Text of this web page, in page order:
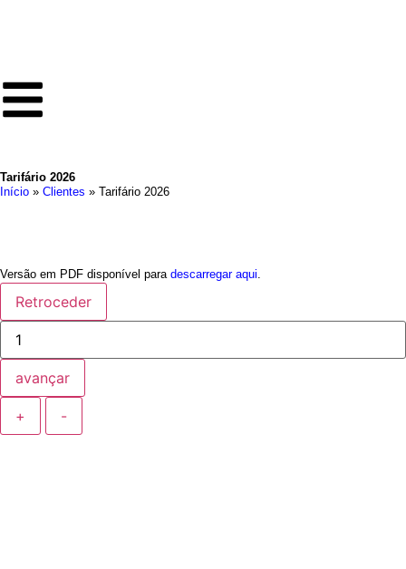
Tarifário 2026
Início » Clientes » Tarifário 2026
Versão em PDF disponível para descarregar aqui.
Retroceder
avançar
+ -